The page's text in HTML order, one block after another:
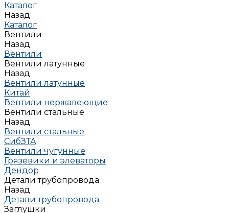
Каталог
Назад
Каталог
Вентили
Назад
Вентили
Вентили латунные
Назад
Вентили латунные
Китай
Вентили нержавеющие
Вентили стальные
Назад
Вентили стальные
СибЗТА
Вентили чугунные
Грязевики и элеваторы
Дендор
Детали трубопровода
Назад
Детали трубопровода
Заглушки